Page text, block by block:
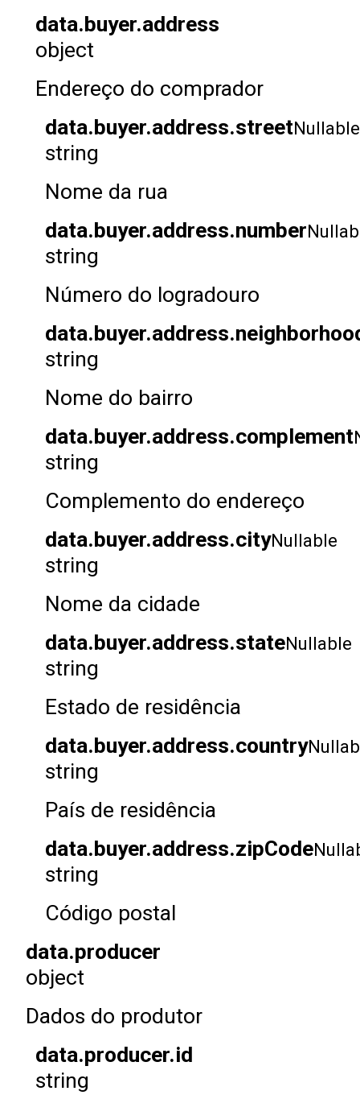
data.buyer.address
object
Endereço do comprador
data.buyer.address.streetNullable
string
Nome da rua
data.buyer.address.number
string
Número do logradouro
string
Nome do bairro
data.buyer.address.complement
string
Complemento do endereço
data.buyer.address.cityNullable
string
Nome da cidade
data.buyer.address.stateNullable
string
Estado de residência
data.buyer.address.country
string
País de residência
data.buyer.address.zipCode
string
Código postal
data.producer
object
Dados do produtor
data.producer.id
string